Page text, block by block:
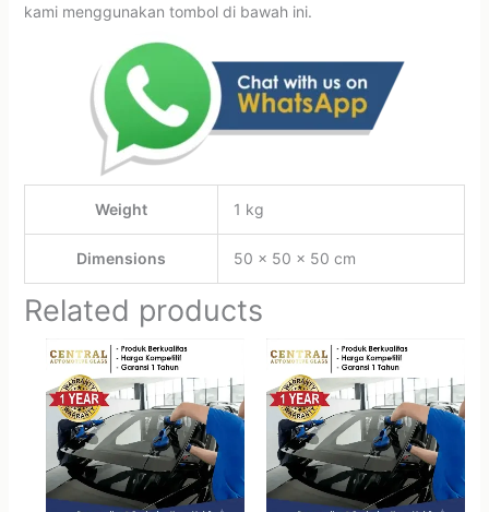
kami menggunakan tombol di bawah ini.
Weight 1 kg
Dimensions 50 × 50 × 50 cm
Related products